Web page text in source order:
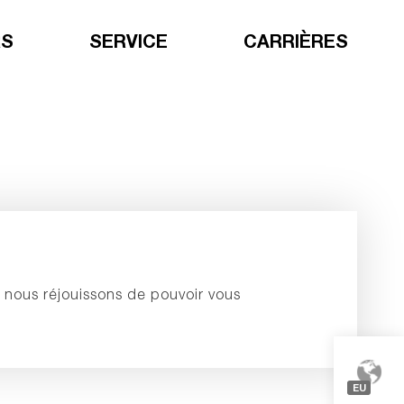
SERVICE CARRIÈRES
EU
réjouissons de pouvoir vous